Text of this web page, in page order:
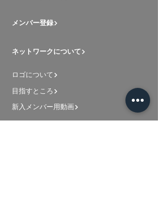
メンバー登録
ネットワークについて
ロゴについて
目指すところ
新入メンバー用動画